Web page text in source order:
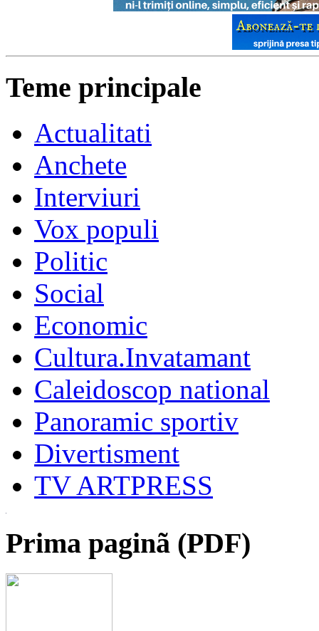
Teme principale
Actualitati
Anchete
Interviuri
Vox populi
Politic
Social
Economic
Cultura.Invatamant
Caleidoscop national
Panoramic sportiv
Divertisment
TV ARTPRESS
Prima paginã (PDF)